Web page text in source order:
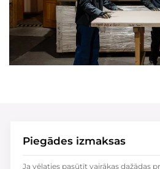
Piegādes izmaksas
Ja vēlaties pasūtīt vairākas dažādas